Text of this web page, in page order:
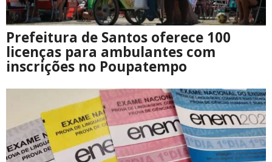
Prefeitura de Santos oferece 100
licenças para ambulantes com
inscrições no Poupatempo